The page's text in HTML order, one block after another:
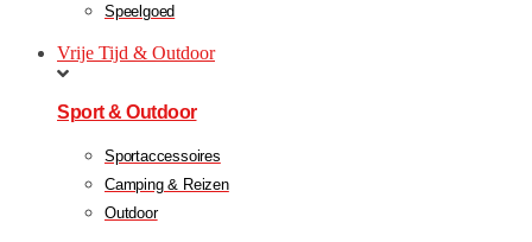
Speelgoed
Vrije Tijd & Outdoor
Sport & Outdoor
Sportaccessoires
Camping & Reizen
Outdoor